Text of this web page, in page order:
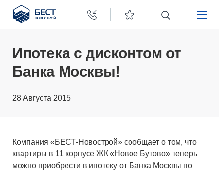
Бест
Новострой
ПОКУПАТЕЛЯМ
ЗАСТРОЙЩИКАМ
Ипотека с дисконтом от
Банка Москвы!
28 Августа 2015
Компания «БЕСТ-Новострой» сообщает о том, что
квартиры в 11 корпусе ЖК «Новое Бутово» теперь
можно приобрести в ипотеку от Банка Москвы по